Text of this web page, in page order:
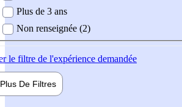
Plus de 3 ans
Non renseignée (2)
le filtre de l'expérience demandée
Plus De Filtres